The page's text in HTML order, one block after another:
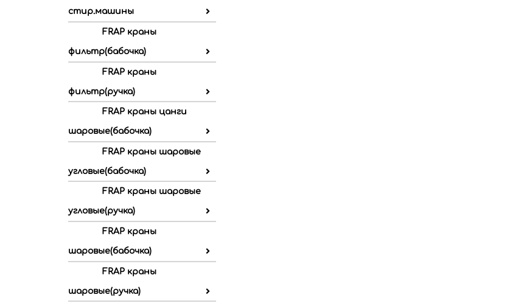
стир.машины
FRAP краны
фильтр(бабочка)
FRAP краны
фильтр(ручка)
FRAP краны цанги
шаровые(бабочка)
FRAP краны шаровые
угловые(бабочка)
FRAP краны шаровые
угловые(ручка)
FRAP краны
шаровые(бабочка)
FRAP краны
шаровые(ручка)